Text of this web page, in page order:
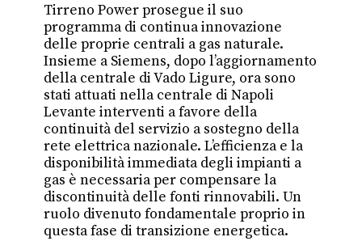
Tirreno Power prosegue il suo
programma di continua innovazione
delle proprie centrali a gas naturale.
Insieme a Siemens, dopo l’aggiornamento
della centrale di Vado Ligure, ora sono
stati attuati nella centrale di Napoli
Levante interventi a favore della
continuità del servizio a sostegno della
rete elettrica nazionale. L’efficienza e la
disponibilità immediata degli impianti a
gas è necessaria per compensare la
discontinuità delle fonti rinnovabili. Un
ruolo divenuto fondamentale proprio in
questa fase di transizione energetica.